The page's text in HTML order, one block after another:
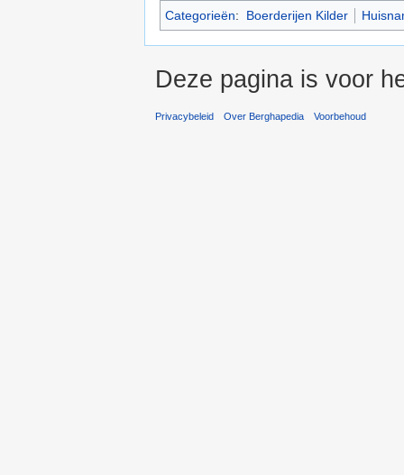
Categorieën: Boerderijen Kilder
Deze pagina is voor
Privacybeleid Over Berghapedia Voorbehoud